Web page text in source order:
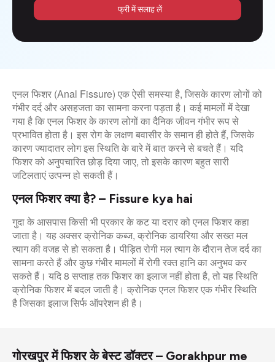
फ्री में सलाह लें
एनल फिशर (Anal Fissure) एक ऐसी समस्या है, जिसके कारण लोगों को
गंभीर दर्द और असहजता का सामना करना पड़ता है। कई मामलों में देखा
गया है कि एनल फिशर के कारण लोगों का दैनिक जीवन गंभीर रूप से
प्रभावित होता है। इस रोग के लक्षण बवासीर के समान ही होते हैं, जिसके
कारण ज्यादातर लोग इस स्थिति के बारे में बात करने से बचते हैं। यदि
फिशर को अनुपचारित छोड़ दिया जाए, तो इसके कारण बहुत सारी
जटिलताएं उत्पन्न हो सकती हैं।
एनल फिशर क्या है? – Fissure kya hai
गुदा के आसपास किसी भी प्रकार के कट या दरार को एनल फिशर कहा
जाता है। यह अक्सर क्रोनिक कब्ज, क्रोनिक डायरिया और सख्त मल
त्याग की वजह से हो सकता है। पीड़ित रोगी मल त्याग के दौरान तेज दर्द का
सामना करते हैं और कुछ गंभीर मामलों में रोगी रक्त हानि का अनुभव कर
सकते हैं। यदि 8 सप्ताह तक फिशर का इलाज नहीं होता है, तो यह स्थिति
क्रोनिक फिशर में बदल जाती है। क्रोनिक एनल फिशर एक गंभीर स्थिति
है जिसका इलाज सिर्फ ऑपरेशन ही है।
गोरखपुर में फिशर के बेस्ट डॉक्टर – Gorakhpur me